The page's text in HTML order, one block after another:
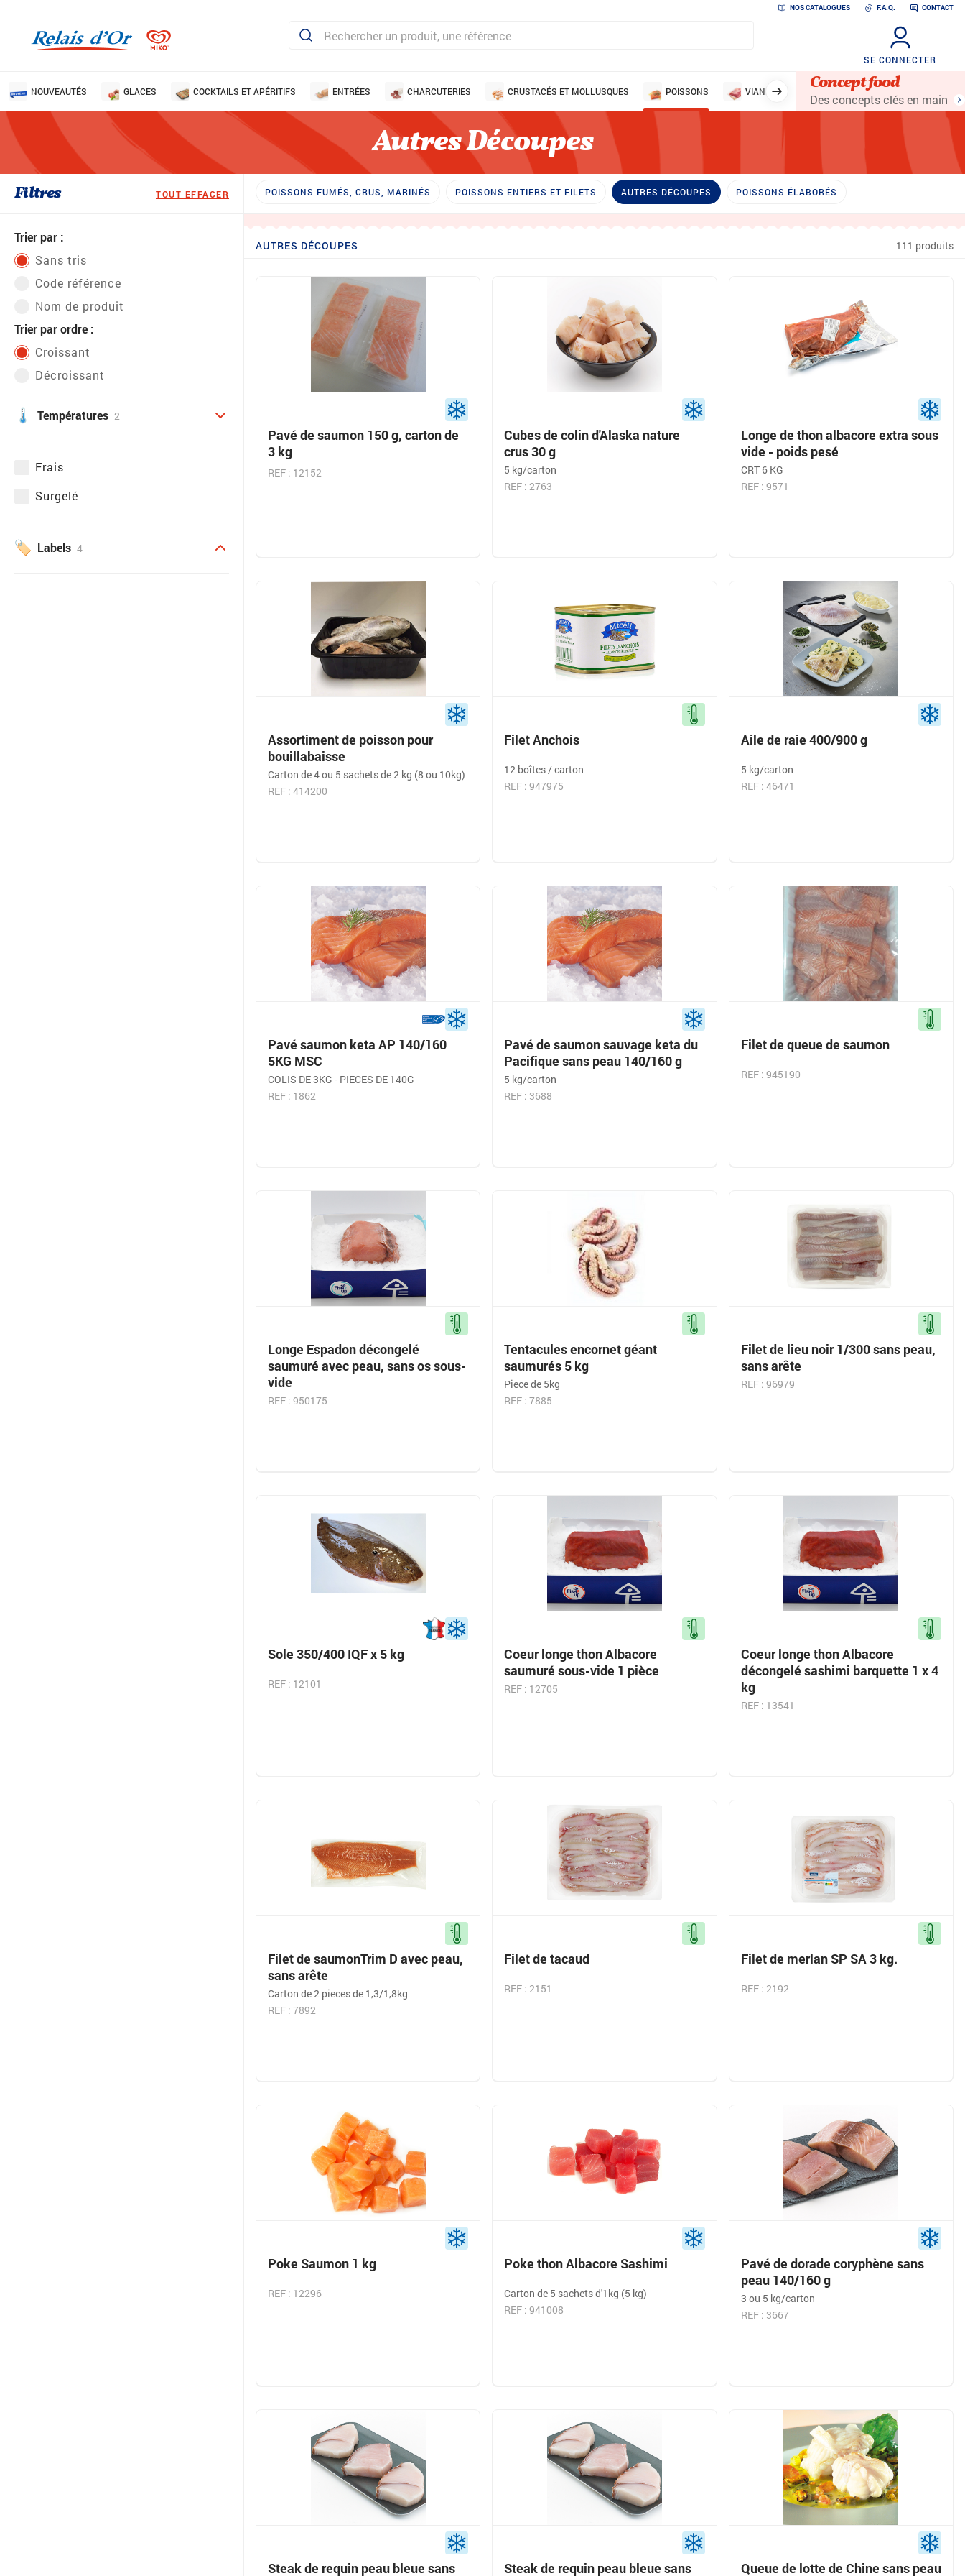
NOS CATALOGUES F.A.Q. CONTACT
SE CONNECTER
NOUVEAUTÉS GLACES COCKTAILS ET APÉRITIFS ENTRÉES CHARCUTERIES CRUSTACÉS ET MOLLUSQUES POISSONS VIANDES VOLAILLES
Concept food
Des concepts clés en main
Autres Découpes
Filtres TOUT EFFACER
Trier par :
Sans tris
Code référence
Nom de produit
Trier par ordre :
Croissant
Décroissant
Températures 2
Frais
Surgelé
Labels 4
POISSONS FUMÉS, CRUS, MARINÉS POISSONS ENTIERS ET FILETS AUTRES DÉCOUPES POISSONS ÉLABORÉS
AUTRES DÉCOUPES 111 produits
Pavé de saumon 150 g, carton de
3 kg
REF : 12152
Cubes de colin d'Alaska nature
crus 30 g
5 kg/carton
REF : 2763
Longe de thon albacore extra sous
vide - poids pesé
CRT 6 KG
REF : 9571
Assortiment de poisson pour
bouillabaisse
Carton de 4 ou 5 sachets de 2 kg (8 ou 10kg)
REF : 414200
Filet Anchois
12 boîtes / carton
REF : 947975
Aile de raie 400/900 g
5 kg/carton
REF : 46471
Pavé saumon keta AP 140/160
5KG MSC
COLIS DE 3KG - PIECES DE 140G
REF : 1862
Pavé de saumon sauvage keta du
Pacifique sans peau 140/160 g
5 kg/carton
REF : 3688
Filet de queue de saumon
REF : 945190
Longe Espadon décongelé
saumuré avec peau, sans os sous-
vide
REF : 950175
Tentacules encornet géant
saumurés 5 kg
Piece de 5kg
REF : 7885
Filet de lieu noir 1/300 sans peau,
sans arête
REF : 96979
Sole 350/400 IQF x 5 kg
REF : 12101
Coeur longe thon Albacore
saumuré sous-vide 1 pièce
REF : 12705
Coeur longe thon Albacore
décongelé sashimi barquette 1 x 4
kg
REF : 13541
Filet de saumonTrim D avec peau,
sans arête
Carton de 2 pieces de 1,3/1,8kg
REF : 7892
Filet de tacaud
REF : 2151
Filet de merlan SP SA 3 kg.
REF : 2192
Poke Saumon 1 kg
REF : 12296
Poke thon Albacore Sashimi
Carton de 5 sachets d'1kg (5 kg)
REF : 941008
Pavé de dorade coryphène sans
peau 140/160 g
3 ou 5 kg/carton
REF : 3667
Steak de requin peau bleue sans Steak de requin peau bleue sans Queue de lotte de Chine sans peau